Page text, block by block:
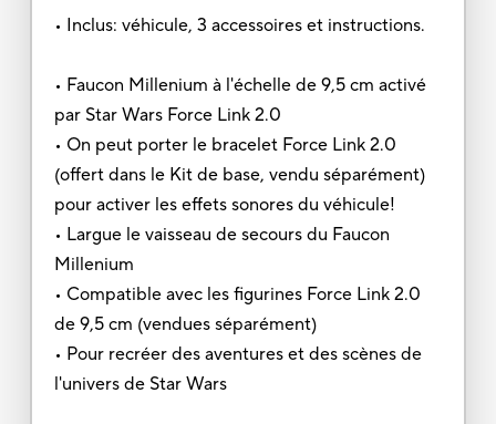
• Inclus: véhicule, 3 accessoires et instructions.
• Faucon Millenium à l'échelle de 9,5 cm activé
par Star Wars Force Link 2.0
• On peut porter le bracelet Force Link 2.0
(offert dans le Kit de base, vendu séparément)
pour activer les effets sonores du véhicule!
• Largue le vaisseau de secours du Faucon
Millenium
• Compatible avec les figurines Force Link 2.0
de 9,5 cm (vendues séparément)
• Pour recréer des aventures et des scènes de
l'univers de Star Wars